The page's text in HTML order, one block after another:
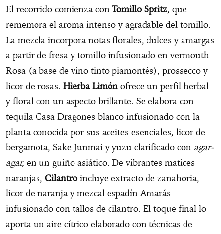
El recorrido comienza con Tomillo Spritz, que
rememora el aroma intenso y agradable del tomillo.
La mezcla incorpora notas florales, dulces y amargas
a partir de fresa y tomillo infusionado en vermouth
Rosa (a base de vino tinto piamontés), prossecco y
licor de rosas. Hierba Limón ofrece un perfil herbal
y floral con un aspecto brillante. Se elabora con
tequila Casa Dragones blanco infusionado con la
planta conocida por sus aceites esenciales, licor de
bergamota, Sake Junmai y yuzu clarificado con agar-
agar, en un guiño asiático. De vibrantes matices
naranjas, Cilantro incluye extracto de zanahoria,
licor de naranja y mezcal espadín Amarás
infusionado con tallos de cilantro. El toque final lo
aporta un aire cítrico elaborado con técnicas de